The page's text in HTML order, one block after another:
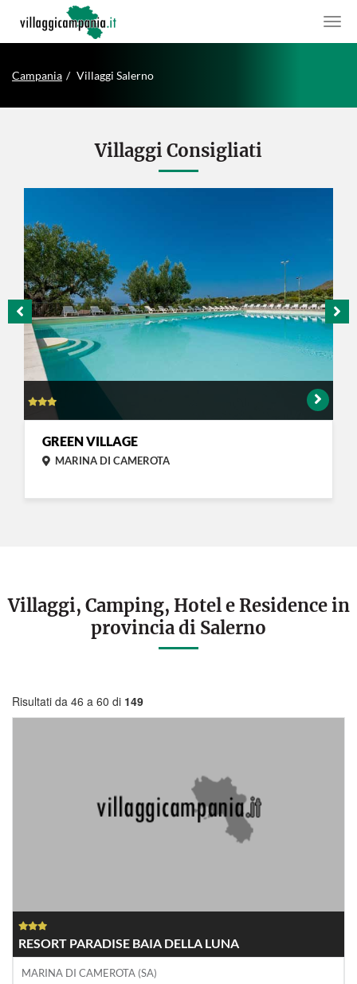
Campania Villaggi Salerno
Villaggi Consigliati
GREEN VILLAGE
MARINA DI CAMEROTA
Villaggi, Camping, Hotel e Residence in
provincia di Salerno
Risultati da 46 a 60 di 149
RESORT PARADISE BAIA DELLA LUNA
MARINA DI CAMEROTA (SA)